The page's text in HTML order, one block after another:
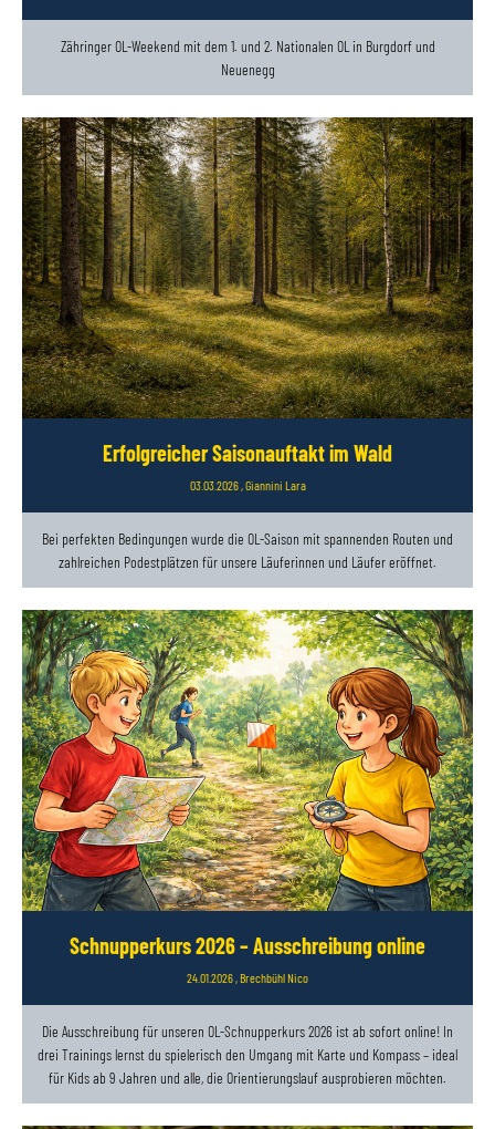
Zähringer OL-Weekend mit dem 1. und 2. Nationalen OL in Burgdorf und
Neuenegg
Erfolgreicher Saisonauftakt im Wald
03.03.2026, Giannini Lara
Bei perfekten Bedingungen wurde die OL-Saison mit spannenden Routen und
zahlreichen Podestplätzen für unsere Läuferinnen und Läufer eröffnet.
Schnupperkurs 2026 – Ausschreibung online
24.01.2026 , Brechbühl Nico
Die Ausschreibung für unseren OL-Schnupperkurs 2026 ist ab sofort online! In
drei Trainings lernst du spielerisch den Umgang mit Karte und Kompass – ideal
für Kids ab 9 Jahren und alle, die Orientierungslauf ausprobieren möchten.